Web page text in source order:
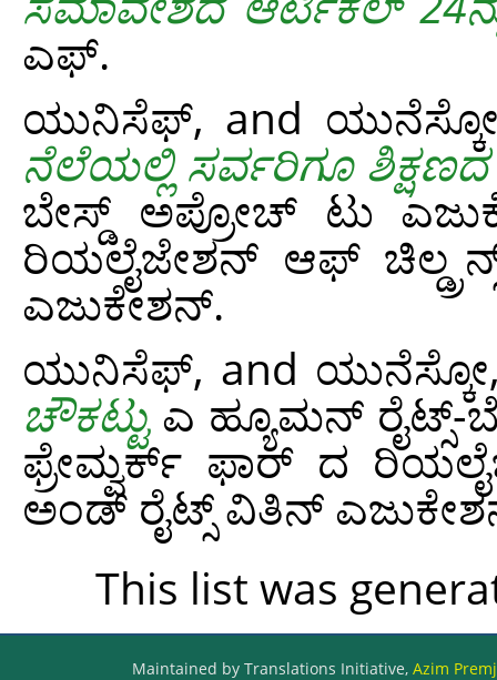
ಎಫ್.
ಯುನಿಸೆಫ್, and
ನೆಲೆಯಲ್ಲಿ ಸರ್ವರಿಗೂ ಶಿಕ್ಷಣದ
ಬೇಸ್ಡ್ ಅಪ್ರೋಚ್ ಟು
ರಿಯಲೈಜೇಶನ್ ಆಫ್
ಎಜುಕೇಶನ್.
ಯುನಿಸೆಫ್, and
ಚೌಕಟ್ಟುಎ ಹ್ಯೂಮನ್ ರೈಟ್ಸ್-
ಫ್ರೇಮ್ವರ್ಕ್ ಫಾರ್ ದ
ಅಂಡ್ ರೈಟ್ಸ್ ವಿತಿನ್
This list was
Maintained by Translations Initiative, Azim